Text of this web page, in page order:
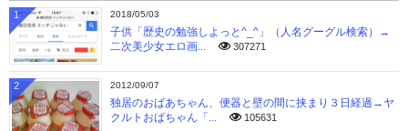
2018/05/03
子供「歴史の勉強しよっと^_^」（人名グーグル検索）→
二次美少女エロ画...
307271
1
2012/09/07
独居のおばあちゃん、便器と壁の間に挟まり３日経過→ヤ
クルトおばちゃん「...
105631
2